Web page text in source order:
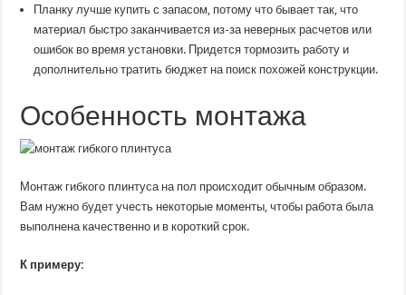
Планку лучше купить с запасом, потому что бывает так, что
материал быстро заканчивается из-за неверных расчетов или
ошибок во время установки. Придется тормозить работу и
дополнительно тратить бюджет на поиск похожей конструкции.
Особенность монтажа
Монтаж гибкого плинтуса на пол происходит обычным образом.
Вам нужно будет учесть некоторые моменты, чтобы работа была
выполнена качественно и в короткий срок.
К примеру: